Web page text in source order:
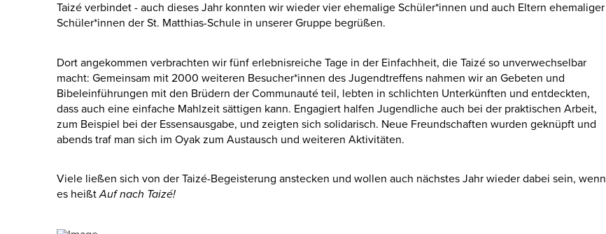
Taizé verbindet - auch dieses Jahr konnten wir wieder vier ehemalige Schüler*innen und auch Eltern ehemaliger
Schüler*innen der St. Matthias-Schule in unserer Gruppe begrüßen.
Dort angekommen verbrachten wir fünf erlebnisreiche Tage in der Einfachheit, die Taizé so unverwechselbar
macht: Gemeinsam mit 2000 weiteren Besucher*innen des Jugendtreffens nahmen wir an Gebeten und
Bibeleinführungen mit den Brüdern der Communauté teil, lebten in schlichten Unterkünften und entdeckten,
dass auch eine einfache Mahlzeit sättigen kann. Engagiert halfen Jugendliche auch bei der praktischen Arbeit,
zum Beispiel bei der Essensausgabe, und zeigten sich solidarisch. Neue Freundschaften wurden geknüpft und
abends traf man sich im Oyak zum Austausch und weiteren Aktivitäten.
Viele ließen sich von der Taizé-Begeisterung anstecken und wollen auch nächstes Jahr wieder dabei sein, wenn
es heißtAuf nach Taizé!